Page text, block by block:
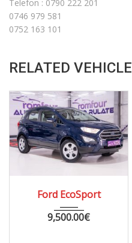
Telefon : 0790 222 201
0746 979 581
0752 163 101
RELATED VEHICLE
Ford EcoSport
9,500.00€